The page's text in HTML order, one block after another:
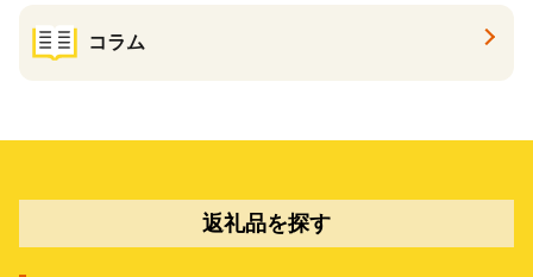
コラム
返礼品を探す